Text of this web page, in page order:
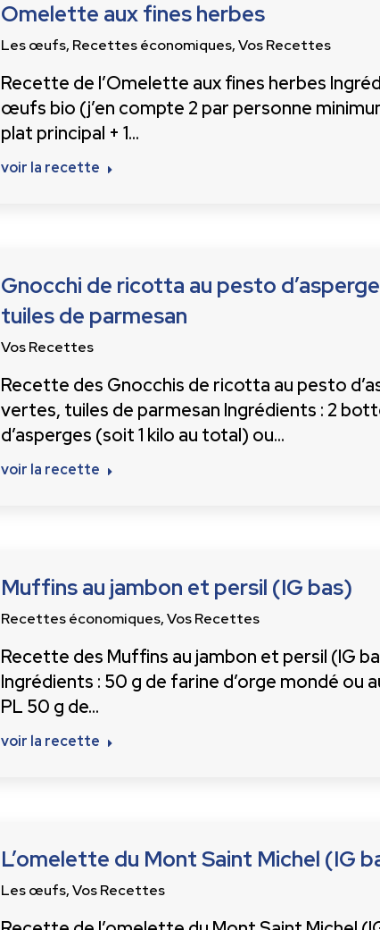
Omelette aux fines herbes
Les œufs, Recettes économiques,Vos Recettes
Recette de l’Omelette aux fines herbes
œufs bio (j’en compte 2 par personne
plat principal + 1…
voir la recette
Gnocchi de ricotta au pesto
tuiles de parmesan
Vos Recettes
Recette des Gnocchis de ricotta au pesto
vertes, tuiles de parmesan Ingrédients : 2
d’asperges (soit 1 kilo au total) ou…
voir la recette
Muffins au jambon et persil (IG bas)
Recettes économiques,Vos Recettes
Recette des Muffins au jambon et persil (IG
Ingrédients : 50 g de farine d’orge mondé ou
PL 50 g de…
voir la recette
L’omelette du Mont Saint Michel (IG
Les œufs,Vos Recettes